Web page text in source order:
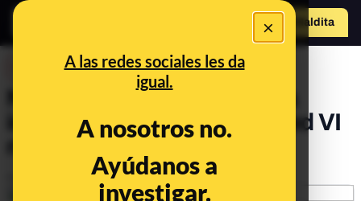
×
A las redes sociales les da
igual.
A nosotros no.
Ayúdanos a
investigar.
Hazte Maldita
No, esta foto de Rubalcaba
inclinándose ante Mohamed VI
no es real*
May 21, 2019, 9:01:40 AM